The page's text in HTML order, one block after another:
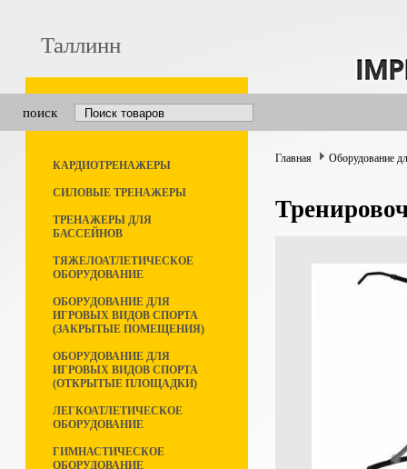
Таллинн
поиск
КАРДИОТРЕНАЖЕРЫ
СИЛОВЫЕ ТРЕНАЖЕРЫ
ТРЕНАЖЕРЫ ДЛЯ
БАССЕЙНОВ
ТЯЖЕЛОАТЛЕТИЧЕСКОЕ
ОБОРУДОВАНИЕ
ОБОРУДОВАНИЕ ДЛЯ
ИГРОВЫХ ВИДОВ СПОРТА
(ЗАКРЫТЫЕ ПОМЕЩЕНИЯ)
ОБОРУДОВАНИЕ ДЛЯ
ИГРОВЫХ ВИДОВ СПОРТА
(ОТКРЫТЫЕ ПЛОЩАДКИ)
ЛЕГКОАТЛЕТИЧЕСКОЕ
ОБОРУДОВАНИЕ
ГИМНАСТИЧЕСКОЕ
ОБОРУДОВАНИЕ
Главная Оборудование